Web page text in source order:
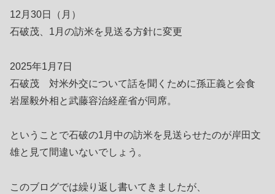
12月30日（月）
石破茂、1月の訪米を見送る方針に変更
2025年1月7日
石破茂 対米外交について話を聞くために孫正義と会食
岩屋毅外相と武藤容治経産省が同席。
ということで石破の1月中の訪米を見送らせたのが岸田文
雄と見て間違いないでしょう。
このブログでは繰り返し書いてきましたが、